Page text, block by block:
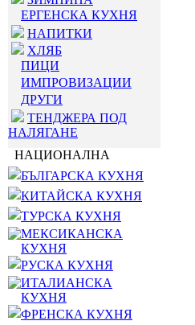
ЕРГЕНСКА КУХНЯ
НАПИТКИ
ХЛЯБ
ПИЦИ
ИМПРОВИЗАЦИИ
ДРУГИ
ТЕНДЖЕРА ПОД
НАЛЯГАНЕ
НАЦИОНАЛНА
БЪЛГАРСКА КУХНЯ
КИТАЙСКА КУХНЯ
ТУРСКА КУХНЯ
МЕКСИКАНСКА
КУХНЯ
РУСКА КУХНЯ
ИТАЛИАНСКА
КУХНЯ
ФРЕНСКА КУХНЯ